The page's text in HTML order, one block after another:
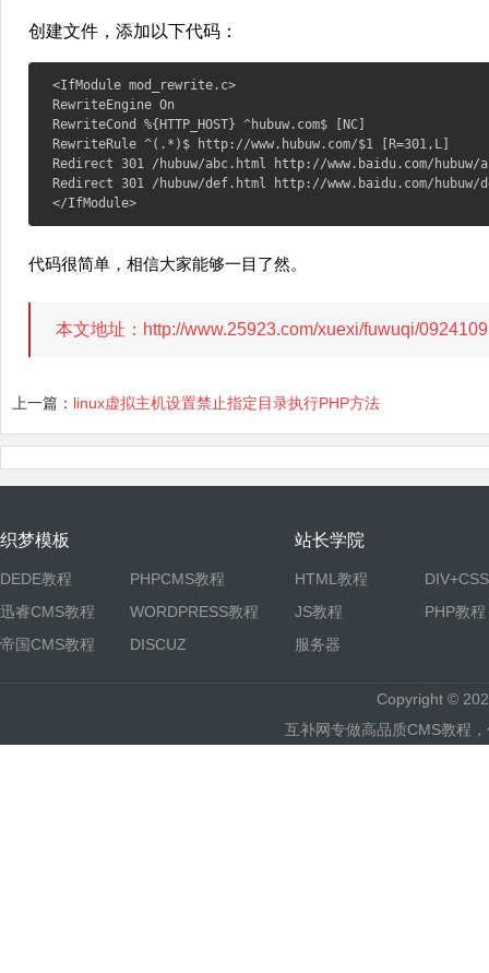
创建文件，添加以下代码：
<IfModule mod_rewrite.c>
RewriteEngine On
RewriteCond %{HTTP_HOST} ^hubuw.com$ [NC]
RewriteRule ^(.*)$ http://www.hubuw.com/$1 [R=301,L]
Redirect 301 /hubuw/abc.html http://www.baidu.com/hubuw/
Redirect 301 /hubuw/def.html http://www.baidu.com/hubuw/
</IfModule>
代码很简单，相信大家能够一目了然。
本文地址：http://www.25923.com/xuexi/fuwuqi/
上一篇： linux虚拟主机设置禁止指定目录执行PHP方法
织梦模板
DEDE教程
PHPCMS教程
迅睿CMS教程
WORDPRESS教程
帝国CMS教程
DISCUZ
站长学院
HTML教程
JS教程
PHP教程
服务器
Copyright ©
互补网专做高品质CMS教程